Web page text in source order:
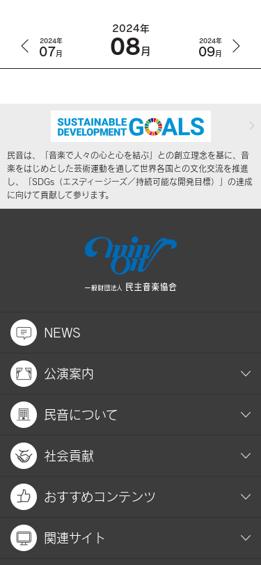
2024年
07月
2024年
08月
2024年
09月
民音は、「音楽で人々の心と心を結ぶ」との創立理念を基に、音
楽をはじめとした芸術運動を通して世界各国との文化交流を推進
し、「SDGs（エスディージーズ／持続可能な開発目標）」の達成
に向けて貢献して参ります。
NEWS
公演案内
民音について
社会貢献
おすすめコンテンツ
関連サイト